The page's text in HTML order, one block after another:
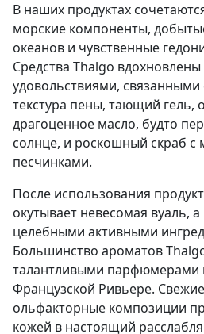
В наших продуктах
морские компоненты,
океанов и чувственные
Средства Thalgo
удовольствиями,
текстура пены, тающий
драгоценное масло, будто
солнце, и роскошный скраб
песчинками.
После использования
окутывает невесомая вуаль,
целебными активными
Большинство ароматов
талантливыми парфюмерами
Французской Ривьере.
ольфакторные композиции
кожей в настоящий